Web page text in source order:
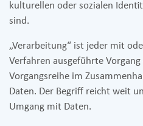
kulturellen oder sozialen
sind.
„Verarbeitung“ ist jeder mit
Verfahren ausgeführte
Vorgangsreihe im
Daten. Der Begriff reicht weit
Umgang mit Daten.